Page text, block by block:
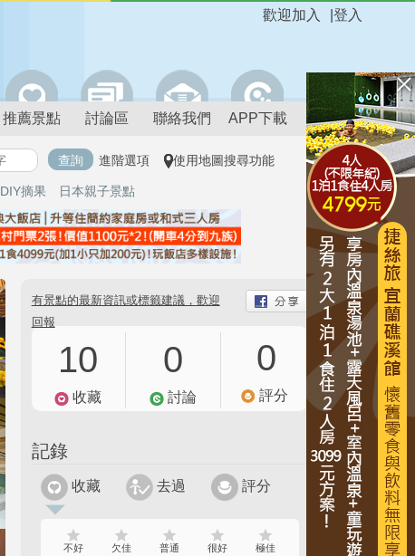
登入
歡迎加入
推薦景點 討論區 聯絡我們 APP下載
進階選項 使用地圖搜尋功能
DIY摘果 日本親子景點
有景點的最新資訊或標籤建議，歡迎
回報
10
收藏
0
討論
0
評分
記錄
收藏 去過 評分
不好 欠佳 普通 很好 極佳